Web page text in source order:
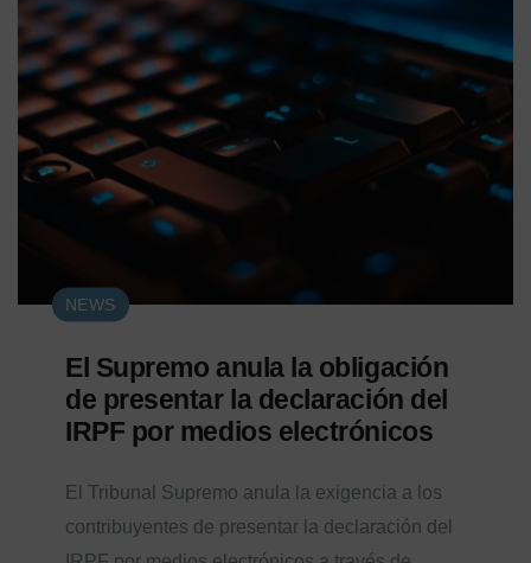
NEWS
El Supremo anula la obligación
de presentar la declaración del
IRPF por medios electrónicos
El Tribunal Supremo anula la exigencia a los
contribuyentes de presentar la declaración del